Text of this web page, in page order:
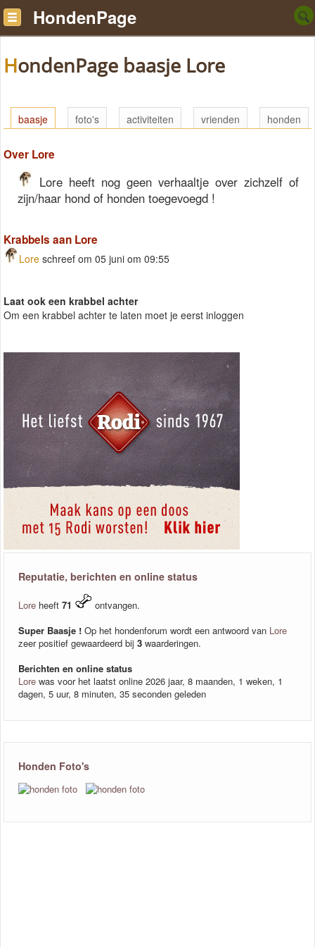
HondenPage
HondenPage baasje Lore
baasje foto's activiteiten vrienden honden
Over Lore
Lore heeft nog geen verhaaltje over zichzelf of
zijn/haar hond of honden toegevoegd !
Krabbels aan Lore
Lore schreef om 05 juni om 09:55
Laat ook een krabbel achter
Om een krabbel achter te laten moet je eerst inloggen
Reputatie, berichten en online status
Lore heeft 71
ontvangen.
Super Baasje ! Op het hondenforum wordt een antwoord van Lore
zeer positief gewaardeerd bij 3 waarderingen.
Berichten en online status
Lore was voor het laatst online 2026 jaar, 8 maanden, 1 weken, 1
dagen, 5 uur, 8 minuten, 35 seconden geleden
Honden Foto's